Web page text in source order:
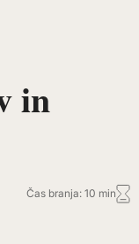
in
Čas branja: 10 min